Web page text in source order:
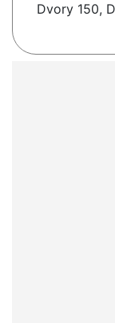
Dvory 150,